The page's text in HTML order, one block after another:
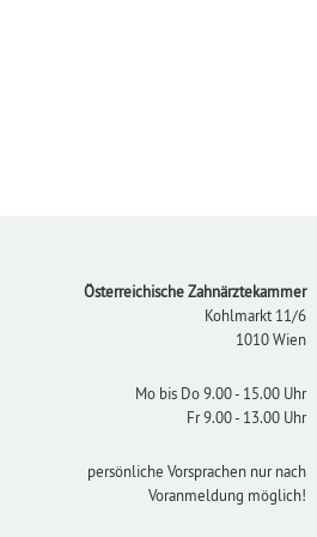
Österreichische Zahnärztekammer
Kohlmarkt 11/6
1010 Wien
Mo bis Do 9.00 - 15.00 Uhr
Fr 9.00 - 13.00 Uhr
persönliche Vorsprachen nur nach
Voranmeldung möglich!